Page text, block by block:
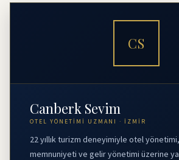
CS
Canberk Sevim
OTEL YÖNETIMI UZMANI · İZMIR
22 yıllık turizm deneyimiyle otel
memnuniyeti ve gelir yönetimi üzerine